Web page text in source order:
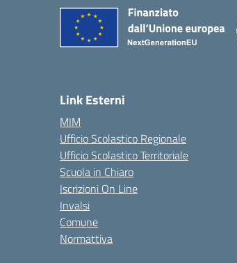
Link Esterni
MIM
Ufficio Scolastico Regionale
Ufficio Scolastico Territoriale
Scuola in Chiaro
Iscrizioni On Line
Invalsi
Comune
Normattiva